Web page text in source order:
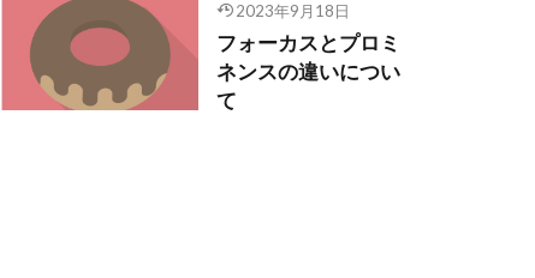
2023年9月18日
フォーカスとプロミ
ネンスの違いについ
て